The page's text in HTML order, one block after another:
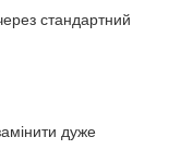
стандартний
дуже